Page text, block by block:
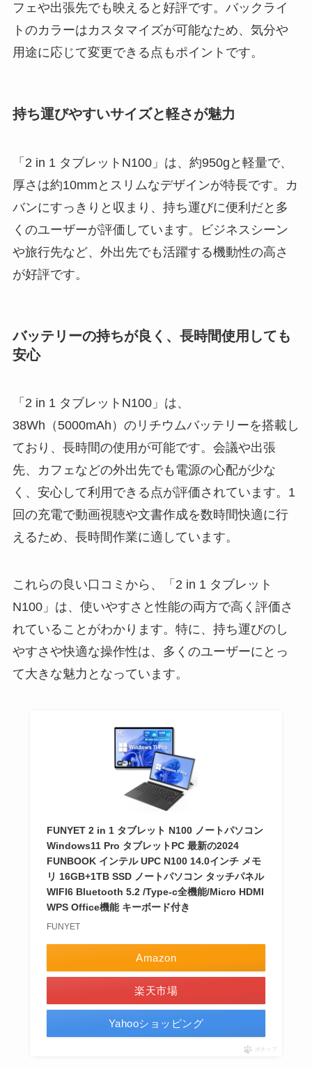
フェや出張先でも映えると好評です。バックライ
トのカラーはカスタマイズが可能なため、気分や
用途に応じて変更できる点もポイントです。
持ち運びやすいサイズと軽さが魅力
「2 in 1 タブレットN100」は、約950gと軽量で、
厚さは約10mmとスリムなデザインが特長です。カ
バンにすっきりと収まり、持ち運びに便利だと多
くのユーザーが評価しています。ビジネスシーン
や旅行先など、外出先でも活躍する機動性の高さ
が好評です。
バッテリーの持ちが良く、長時間使用しても
安心
「2 in 1 タブレットN100」は、
38Wh（5000mAh）のリチウムバッテリーを搭載し
ており、長時間の使用が可能です。会議や出張
先、カフェなどの外出先でも電源の心配が少な
く、安心して利用できる点が評価されています。1
回の充電で動画視聴や文書作成を数時間快適に行
えるため、長時間作業に適しています。
これらの良い口コミから、「2 in 1 タブレット
N100」は、使いやすさと性能の両方で高く評価さ
れていることがわかります。特に、持ち運びのし
やすさや快適な操作性は、多くのユーザーにとっ
て大きな魅力となっています。
FUNYET 2 in 1 タブレット N100 ノートパソコン
Windows11 Pro タブレットPC 最新の2024
FUNBOOK インテル UPC N100 14.0インチ メモ
リ 16GB+1TB SSD ノートパソコン タッチパネル
WIFI6 Bluetooth 5.2 /Type-c全機能/Micro HDMI
WPS Office機能 キーボード付き
FUNYET
Amazon
楽天市場
Yahooショッピング
ポチップ